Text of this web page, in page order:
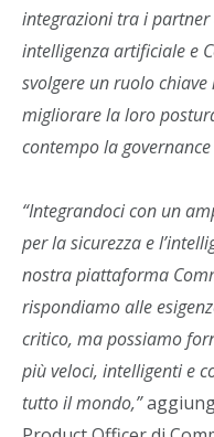
integrazioni tra i partner
intelligenza artificiale e
svolgere un ruolo
migliorare la loro
contempo la
“Integrandoci con un
per la sicurezza e
nostra piattaforma
rispondiamo alle
critico, ma possiamo
più veloci, intelligenti e
tutto il mondo,”